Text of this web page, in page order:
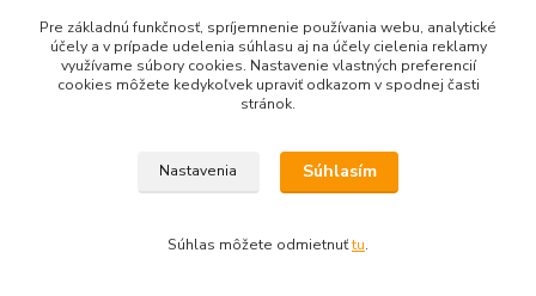
Pre základnú funkčnosť, spríjemnenie používania webu, analytické
účely a v prípade udelenia súhlasu aj na účely cielenia reklamy
využívame súbory cookies. Nastavenie vlastných preferencií
cookies môžete kedykoľvek upraviť odkazom v spodnej časti
stránok.
Nastavenia Súhlasím
Súhlas môžete odmietnuťtu.